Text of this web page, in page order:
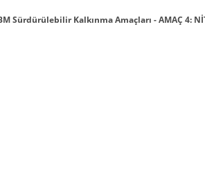
Sürdürülebilir Kalkınma Amaçları - AMAÇ 4: